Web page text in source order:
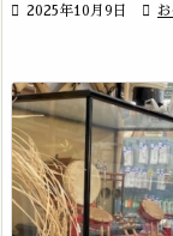
 2025年10月9日 